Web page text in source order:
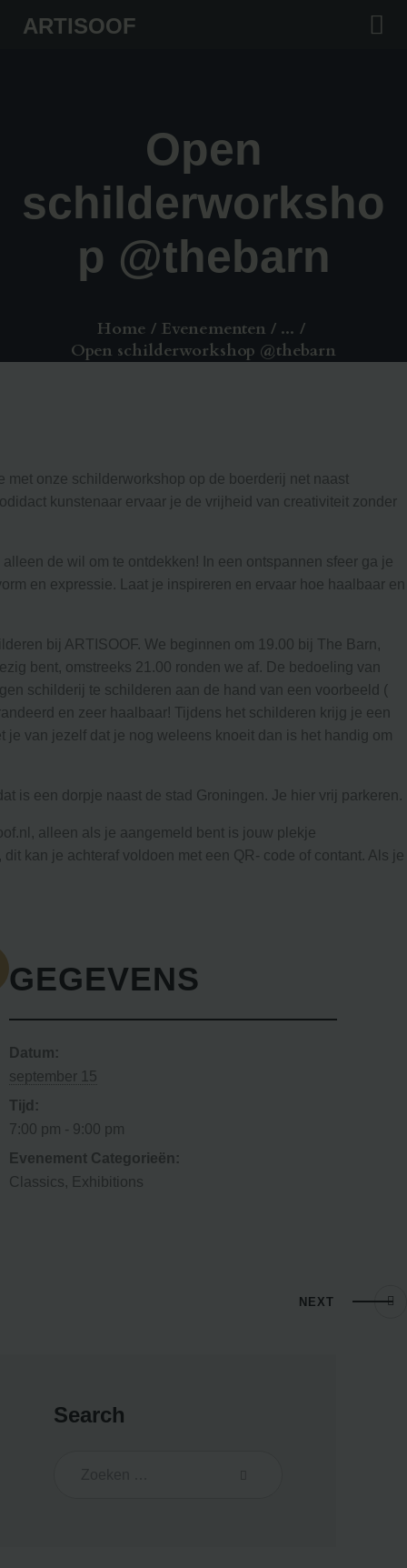
ARTISOOF
Open
schilderworksho
p @thebarn
Home Evenementen
...
Open schilderworkshop @thebarn
HOME
WORKSHOPS
SHOP
CONTACTS
met onze schilderworkshop op de boerderij net naast
kunstenaar ervaar je de vrijheid van creativiteit zonder
de wil om te ontdekken! In een ontspannen sfeer ga je
en expressie. Laat je inspireren en ervaar hoe haalbaar en
bij ARTISOOF. We beginnen om 19.00 bij The Barn,
bent, omstreeks 21.00 ronden we af. De bedoeling van
schilderij te schilderen aan de hand van een voorbeeld (
en zeer haalbaar! Tijdens het schilderen krijg je een
van jezelf dat je nog weleens knoeit dan is het handig om
is een dorpje naast de stad Groningen. Je hier vrij parkeren.
alleen als je aangemeld bent is jouw plekje
kan je achteraf voldoen met een QR- code of contant. Als je
GEGEVENS
Datum:
september 15
Tijd:
7:00 pm - 9:00 pm
Evenement Categorieën:
Classics, Exhibitions
NEXT
Search